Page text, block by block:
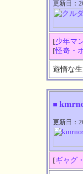
更新日：
[少年マ
[怪奇・
遊惰な
■
更新日：
[ギャグ